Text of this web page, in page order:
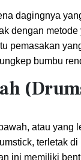
dagingnya
dengan metode
pemasakan
bumbu
atau yang
terletak
ini memiliki